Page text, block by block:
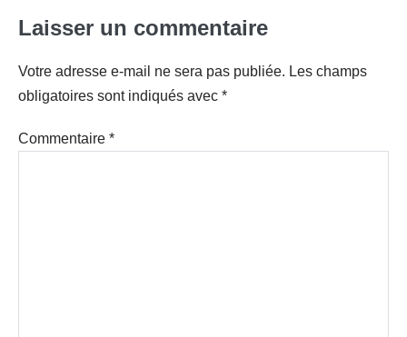
Laisser un commentaire
Votre adresse e-mail ne sera pas publiée. Les champs
obligatoires sont indiqués avec *
Commentaire *